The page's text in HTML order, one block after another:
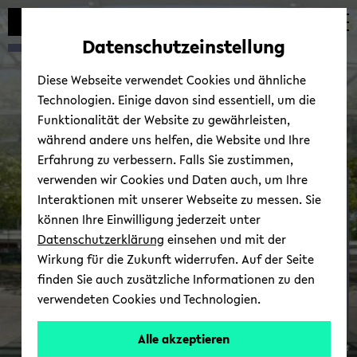
Automatische
vermeiden
zum
wechseln
zum
wechseln
zum
wechseln
Mar­ke­ting
Prof.
© Uni­ver­si­tät Bie­le­feld
Datenschutzeinstellung
Diese Webseite verwendet Cookies und ähnliche
Technologien. Einige davon sind essentiell, um die
Funktionalität der Website zu gewährleisten,
während andere uns helfen, die Website und Ihre
Erfahrung zu verbessern. Falls Sie zustimmen,
verwenden wir Cookies und Daten auch, um Ihre
Interaktionen mit unserer Webseite zu messen. Sie
können Ihre Einwilligung jederzeit unter
Datenschutzerklärung einsehen und mit der
Wirkung für die Zukunft widerrufen. Auf der Seite
finden Sie auch zusätzliche Informationen zu den
verwendeten Cookies und Technologien.
Alle akzeptieren